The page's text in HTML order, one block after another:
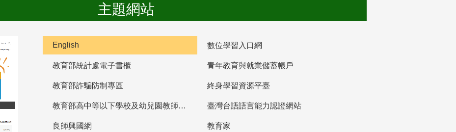
主題網站
English 數位學習入口網
教育部統計處電子書櫃 青年教育與就業儲蓄帳戶
教育部詐騙防制專區 終身學習資源平臺
教育部高中等以下學校及幼兒園教師資格檢定考試 臺灣台語語言能力認證網站
良師興國網
教育家